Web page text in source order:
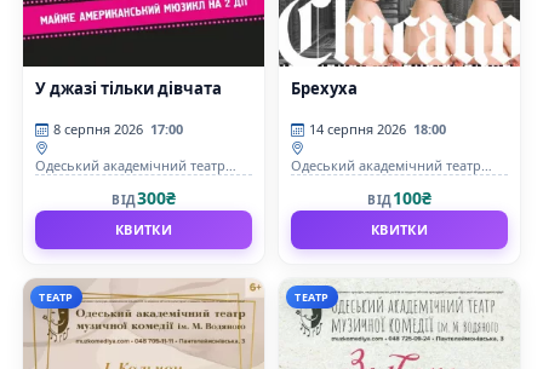
У джазі тільки дівчата
8 серпня 2026 17:00
Одеський академічний театр
ВІД300₴
КВИТКИ
Брехуха
14 серпня 2026 18:00
Одеський академічний театр
ВІД100₴
КВИТКИ
ТЕАТР ТЕАТР